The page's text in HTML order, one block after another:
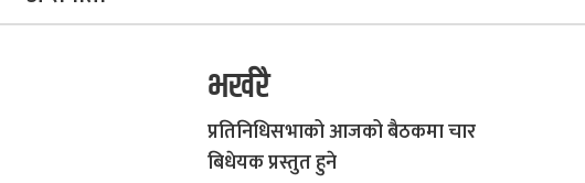
भर्खरै
प्रतिनिधिसभाको आजको बैठकमा चार
बिधेयक प्रस्तुत हुने